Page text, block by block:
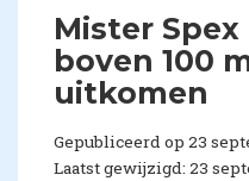
Mister
boven 100
uitkomen
Gepubliceerd op 23
Laatst gewijzigd: 23